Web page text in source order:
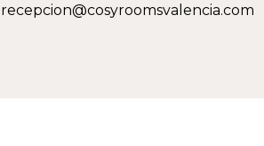
recepcion@cosyroomsvalencia.com